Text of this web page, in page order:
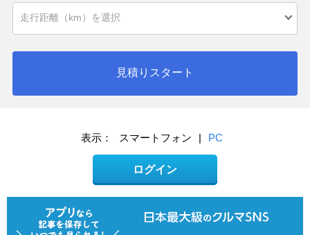
見積りスタート
表示： スマートフォン | PC
ログイン